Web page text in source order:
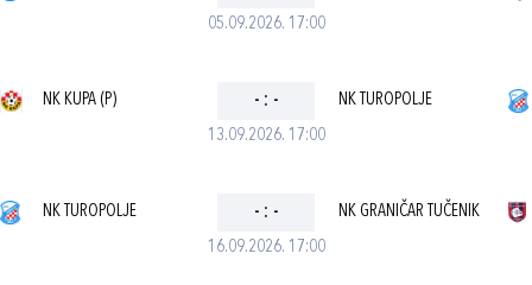
05.09.2026. 17:00
13.09.2026. 17:00
NK KUPA (P) - : - NK TUROPOLJE
16.09.2026. 17:00
NK TUROPOLJE - : - NK GRANIČAR TUČENIK